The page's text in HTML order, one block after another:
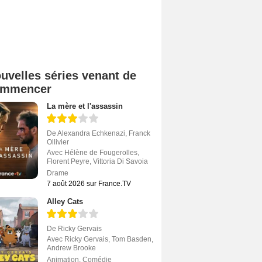
séries venant de
La mère et l'assassin
De Alexandra Echkenazi, Franck
Ollivier
Avec Hélène de Fougerolles,
Florent Peyre, Vittoria Di Savoia
Drame
7 août 2026 sur France.TV
Alley Cats
De Ricky Gervais
Avec Ricky Gervais, Tom Basden,
Andrew Brooke
Animation, Comédie